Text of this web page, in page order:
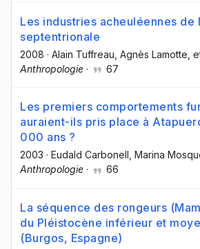
Les industries acheuléennes de
septentrionale
2008 · Alain Tuffreau , Agnès Lamotte ,
Anthropologie · 67
Les premiers comportements
auraient-ils pris place à
000 ans ?
2003 · Eudald Carbonell, Marina
Anthropologie · 66
La séquence des rongeurs
du Pléistocène inférieur et
(Burgos, Espagne)